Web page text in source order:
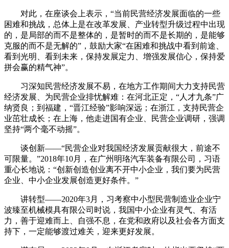
对此，在座谈会上表示，“当前民营经济发展面临的一些
困难和挑战，总体上是在改革发展、产业转型升级过程中出现
的，是局部的而不是整体的，是暂时的而不是长期的，是能够
克服的而不是无解的”，鼓励大家“在困难和挑战中看到前途、
看到光明、看到未来，保持发展定力、增强发展信心，保持爱
拼会赢的精气神”。
习深知民营经济发展不易，在地方工作期间大力支持民营
经济发展、为民营企业排忧解难：在河北正定，“人才九条”广
纳贤良；到福建，“晋江经验”影响深远；在浙江，支持民营企
业茁壮成长；在上海，他走进国有企业、民营企业调研，强调
坚持“两个毫不动摇”。
谈创新——“民营企业对我国经济发展贡献很大，前途不
可限量。”2018年10月，在广州明珞汽车装备有限公司，习语
重心长地说：“创新创造创业离不开中小企业，我们要为民营
企业、中小企业发展创造更好条件。”
讲转型——2020年3月，习考察中小型民营制造业企业宁
波臻至机械模具有限公司时说，我国中小企业有灵气、有活
力，善于迎难而上、自强不息，在党和政府以及社会各方面支
持下，一定能够渡过难关，迎来更好发展。